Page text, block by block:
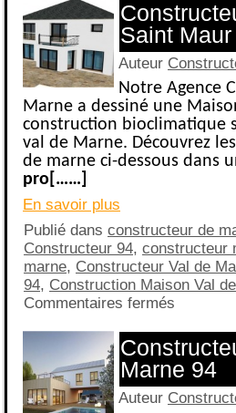
Saint
Auteur
Notre Agence
Marne a dessiné une
construction bioclimatique
val de Marne. Découvrez
de marne ci-dessous dans
pro[……]
En savoir plus
Publié dans constructeur de
Constructeur 94, constructeur
marne, Constructeur Val de
94, Construction Maison Val
Commentaires fermés
Marne 94
Auteur